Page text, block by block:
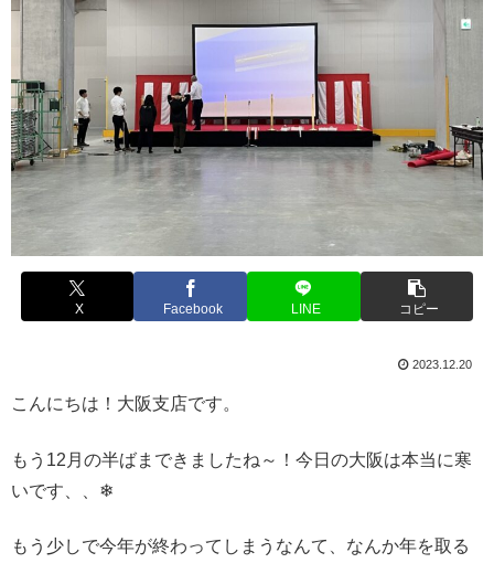
X Facebook LINE コピー
2023.12.20
こんにちは！大阪支店です。
もう12月の半ばまできましたね～！今日の大阪は本当に寒
いです、、❄
もう少しで今年が終わってしまうなんて、なんか年を取る